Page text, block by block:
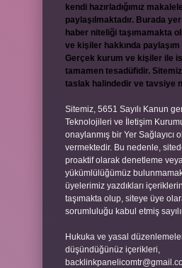
kendi hazırladığımız
paylaşılmaktadır. Burada
haber niteliği taşımamakta
ve kişiler hakkında paylaşım
Gerçek kurum ve kişiler ile
tamamen tesadüfidir.
taslak halindedir ve tavsiye
Sitemiz, 5651 Sayılı Kanun
Teknolojileri ve İletişim
onaylanmış bir Yer Sağlayıcı
vermektedir. Bu nedenle,
proaktif olarak denetleme
yükümlülüğümüz
üyelerimiz yazdıkları
taşımakta olup, siteye üye
sorumluluğu kabul etmiş
Hukuka ve yasal
düşündüğünüz içerikleri,